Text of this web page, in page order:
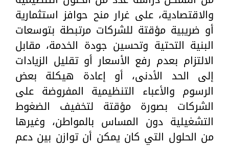
والاقتصادية، على غرار منح حوافز استثمارية
أو ضريبية مؤقتة للشركات مرتبطة بتوسعات
البنية التحتية وتحسين جودة الخدمة، مقابل
الالتزام بعدم رفع الأسعار أو تقليل الزيادات
إلى الحد الأدنى، أو إعادة هيكلة بعض
الرسوم والأعباء التنظيمية المفروضة على
الشركات بصورة مؤقتة لتخفيف الضغوط
التشغيلية دون المساس بالمواطن، وغيرها
من الحلول التي كان يمكن أن توازن بين دعم